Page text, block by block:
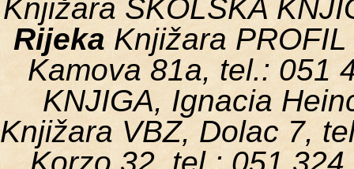
Knjižara ŠKOLSKA
Rijeka Knjižara
Kamova 81a, tel.: 051
KNJIGA, Ignacia
Knjižara VBZ, Dolac 7,
Korzo 32, tel.: 051